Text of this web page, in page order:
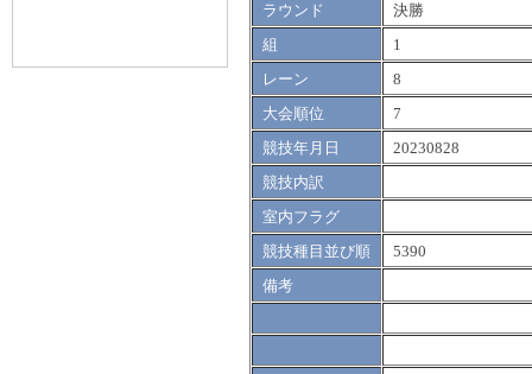
ラウンド
決勝
組
1
レーン
8
大会順位
7
競技年月日
20230828
競技内訳
室内フラグ
競技種目並び順
5390
備考